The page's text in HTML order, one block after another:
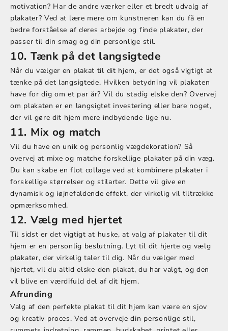
motivation? Har de andre værker eller et bredt udvalg af
plakater? Ved at lære mere om kunstneren kan du få en
bedre forståelse af deres arbejde og finde plakater, der
passer til din smag og din personlige stil.
10. Tænk på det langsigtede
Når du vælger en plakat til dit hjem, er det også vigtigt at
tænke på det langsigtede. Hvilken betydning vil plakaten
have for dig om et par år? Vil du stadig elske den? Overvej
om plakaten er en langsigtet investering eller bare noget,
der vil gøre dit hjem mere indbydende lige nu.
11. Mix og match
Vil du have en unik og personlig vægdekoration? Så
overvej at mixe og matche forskellige plakater på din væg.
Du kan skabe en flot collage ved at kombinere plakater i
forskellige størrelser og stilarter. Dette vil give en
dynamisk og iøjnefaldende effekt, der virkelig vil tiltrække
opmærksomhed.
12. Vælg med hjertet
Til sidst er det vigtigt at huske, at valg af plakater til dit
hjem er en personlig beslutning. Lyt til dit hjerte og vælg
plakater, der virkelig taler til dig. Når du vælger med
hjertet, vil du altid elske den plakat, du har valgt, og den
vil blive en værdifuld del af dit hjem.
Afrunding
Valg af den perfekte plakat til dit hjem kan være en sjov
og kreativ proces. Ved at overveje din personlige stil,